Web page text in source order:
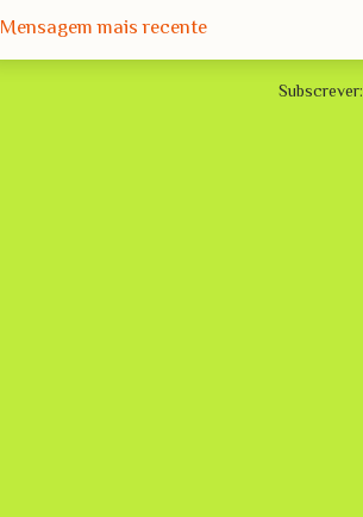
Mensagem mais recente
Subscrever: